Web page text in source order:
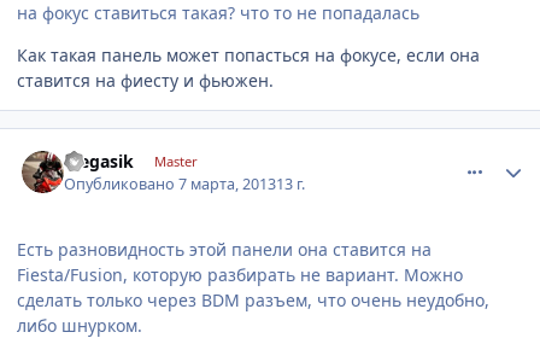
на фокус ставиться такая? что то не попадалась
Как такая панель может попасться на фокусе, если она
ставится на фиесту и фьюжен.
olegasik Master
Опубликовано7 марта, 201313 г.
Есть разновидность этой панели она ставится на
Fiesta/Fusion, которую разбирать не вариант. Можно
сделать только через BDM разъем, что очень неудобно,
либо шнурком.